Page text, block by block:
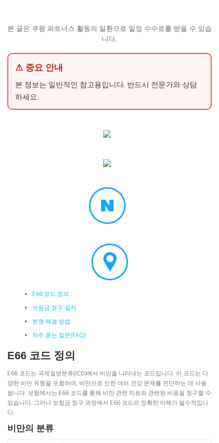
본 글은 쿠팡 파트너스 활동의 일환으로 일정 수수료를 받을 수 있습
니다.
⚠ 중요 안내
본 정보는 일반적인 참고용입니다. 반드시 전문가와 상담
하세요.
E66 코드 정의
보험금 청구 절차
분쟁 해결 방법
자주 묻는 질문(FAQ)
E66 코드 정의
E66 코드는 국제질병분류(ICD)에서 비만을 나타내는 코드입니다. 이 코드는 다
양한 비만 유형을 포함하며, 비만으로 인한 여러 건강 문제를 진단하는 데 사용
됩니다. 보험에서는 E66 코드를 통해 비만 관련 치료와 관련된 비용을 청구할 수
있습니다. 그러나 보험금 청구 과정에서 E66 코드의 정확한 이해가 필수적입니
다.
비만의 분류